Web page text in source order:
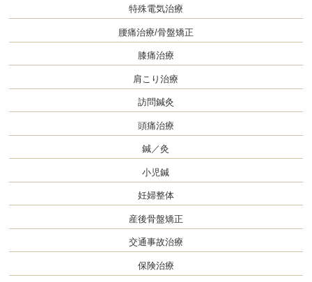
特殊電気治療
腰痛治療/骨盤矯正
膝痛治療
肩こり治療
訪問鍼灸
頭痛治療
鍼／灸
小児鍼
妊婦整体
産後骨盤矯正
交通事故治療
保険治療